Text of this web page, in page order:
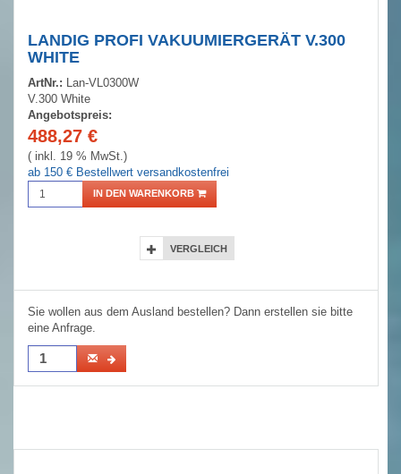
LANDIG PROFI VAKUUMIERGERÄT V.300
WHITE
ArtNr.:
Lan-VL0300W
V.300 White
Angebotspreis:
488,27 €
( inkl. 19 % MwSt.)
ab 150 € Bestellwert versandkostenfrei
IN DEN WARENKORB
VERGLEICH
Sie wollen aus dem Ausland bestellen? Dann erstellen sie bitte
eine Anfrage.